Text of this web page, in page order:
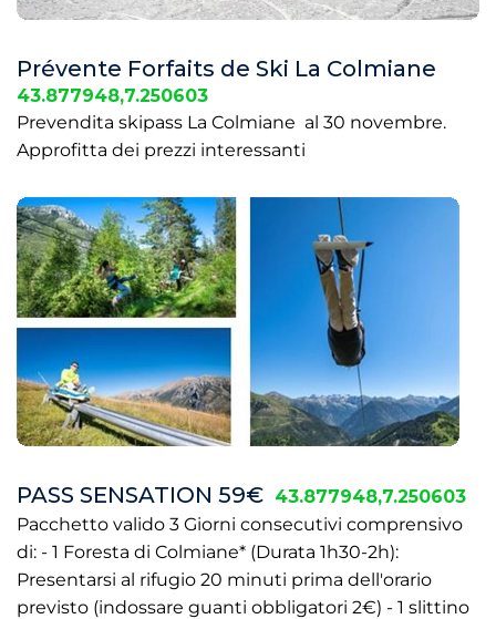
Prévente Forfaits de Ski La Colmiane
43.877948,7.250603
Prevendita skipass La Colmiane al 30 novembre.
Approfitta dei prezzi interessanti
PASS SENSATION 59€ 43.877948,7.250603
Pacchetto valido 3 Giorni consecutivi comprensivo
di: - 1 Foresta di Colmiane* (Durata 1h30-2h):
Presentarsi al rifugio 20 minuti prima dell'orario
previsto (indossare guanti obbligatori 2€) - 1 slittino